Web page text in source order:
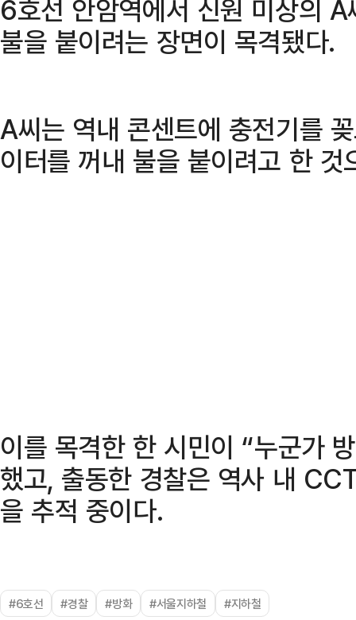
6호선 안암역에서 신원 미상의
불을 붙이려는 장면이 목격됐다.
A씨는 역내 콘센트에 충전기를
이터를 꺼내 불을 붙이려고 한 것
이를 목격한 한 시민이 “누군가
했고, 출동한 경찰은 역사 내
을 추적 중이다.
#6호선 #경찰 #방화 #서울지하철 #지하철